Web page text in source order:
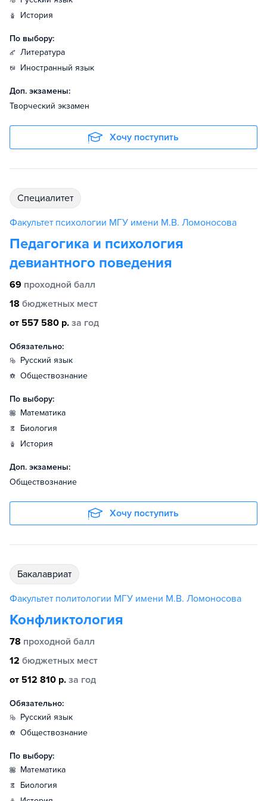
история
По выбору:
литература
иностранный язык
Доп. экзамены:
Творческий экзамен
Хочу поступить
специалитет
Факультет психологии МГУ имени М.В. Ломоносова
Педагогика и психология
девиантного поведения
69 проходной балл
18 бюджетных мест
от 557 580 р. за год
Обязательно:
русский язык
обществознание
По выбору:
математика
биология
история
Доп. экзамены:
Обществознание
Хочу поступить
бакалавриат
Факультет политологии МГУ имени М.В. Ломоносова
Конфликтология
78 проходной балл
12 бюджетных мест
от 512 810 р. за год
Обязательно:
русский язык
обществознание
По выбору:
математика
биология